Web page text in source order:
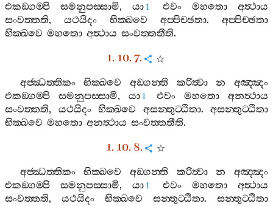
එකඞ‍්ගම‍්පි
සමනුපස‍්සාමි,යා 1 එවං මහතො
අත්‍ථාය
සංවත‍්තති, යථයිදං භික‍්ඛවෙ අප‍්පිච‍්ඡතා. අප‍්පිච‍්ඡතා
භික‍්ඛවෙ මහතො අත්‍ථාය සංවත‍්තතීති.
1. 10. 7.
අජ‍්ඣත‍්තිකං භික‍්ඛවෙ අඞ‍්ගන‍්ති කරිත්‍වා න
අඤ‍්ඤං
එකඞ‍්ගම‍්පි
සමනුපස‍්සාමි, යා 1 එවං මහතො
අනත්‍ථාය
සංවත‍්තති, යථයිදං භික‍්ඛවෙ අසන‍්තුට‍්ඨිතා. අසන‍්තුට‍්ඨිතා
භික‍්ඛවෙ මහතො අනත්‍ථාය සංවත‍්තතීති.
1. 10. 8.
අජ‍්ඣත‍්තිකං භික‍්ඛවෙ අඞ‍්ගන‍්ති කරිත්‍වා න
අඤ‍්ඤං
එකඞ‍්ගම‍්පි
සමනුපස‍්සාමි,යා 1 එවං මහතො
අත්‍ථාය
සංවත‍්තති, යථයිදං භික‍්ඛවෙ සන‍්තුට‍්ඨිතා. සන‍්තුට‍්ඨිතා